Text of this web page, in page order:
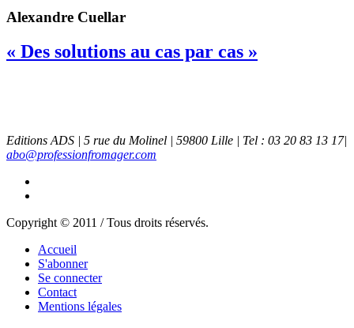
Alexandre Cuellar
« Des solutions au cas par cas »
Editions ADS | 5 rue du Molinel | 59800 Lille | Tel : 03 20 83 13 17|
abo@professionfromager.com
Copyright © 2011 / Tous droits réservés.
Accueil
S'abonner
Se connecter
Contact
Mentions légales